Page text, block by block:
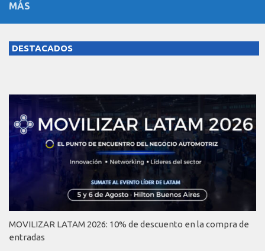
MÁS
DESTACADOS
MOVILIZAR LATAM 2026: 10% de descuento en la compra de
entradas